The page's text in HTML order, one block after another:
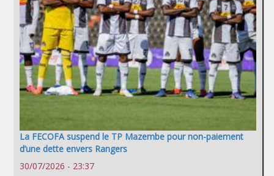
La FECOFA suspend le TP Mazembe pour non-paiement
d’une dette envers Rangers
30/07/2026 - 23:37